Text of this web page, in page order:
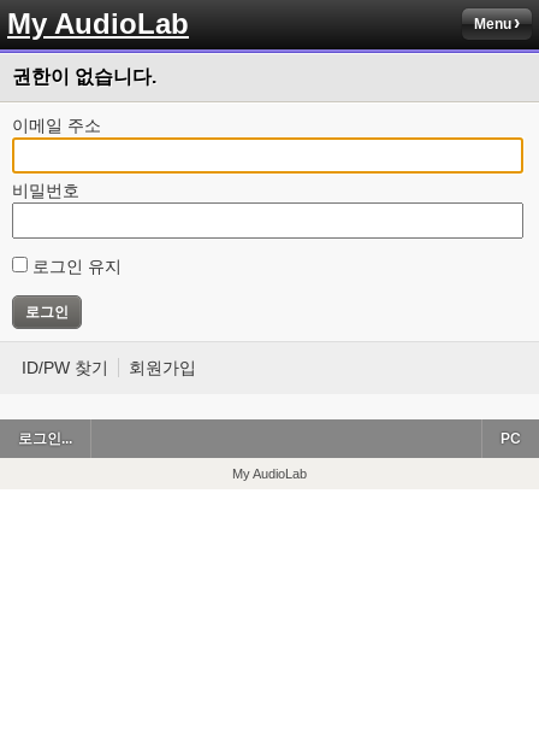
My AudioLab Menu
권한이 없습니다.
이메일 주소
비밀번호
로그인 유지
ID/PW 찾기 회원가입
로그인... PC
My AudioLab